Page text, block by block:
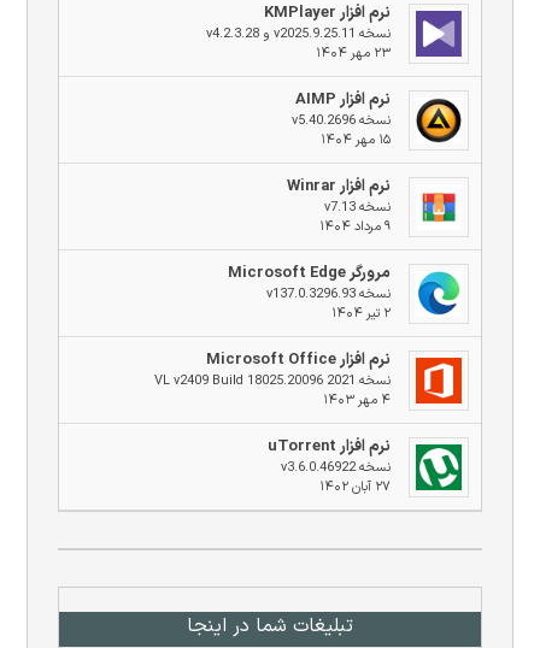
نرم افزار KMPlayer
نسخه v2025.9.25.11 و v4.2.3.28
۲۳ مهر ۱۴۰۴
نرم افزار AIMP
نسخه v5.40.2696
۱۵ مهر ۱۴۰۴
نرم افزار Winrar
نسخه v7.13
۹ مرداد ۱۴۰۴
مرورگر Microsoft Edge
نسخه v137.0.3296.93
۲ تیر ۱۴۰۴
نرم افزار Microsoft Office
نسخه 2021 VL v2409 Build 18025.20096
۴ مهر ۱۴۰۳
نرم افزار uTorrent
نسخه v3.6.0.46922
۲۷ آبان ۱۴۰۲
تبلیغات شما در اینجا